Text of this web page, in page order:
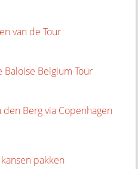
van de Tour
Baloise Belgium Tour
Berg via Copenhagen
pakken